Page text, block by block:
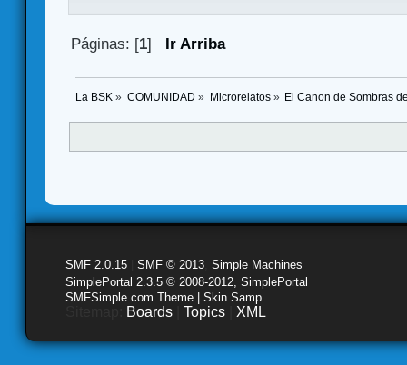
Páginas: [1] Ir Arriba
La BSK » COMUNIDAD » Microrelatos» El Canon de Sombras
SMF 2.0.15 SMF © 2013 Simple Machines
SimplePortal 2.3.5 © 2008-2012, SimplePortal
SMFSimple.com Theme | Skin Samp
Boards Topics XML